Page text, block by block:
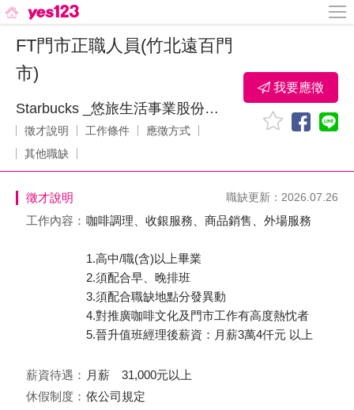
FT門市正職人員(竹北遠百門
市)
Starbucks _悠旅生活事業股份有限公司
徵才說明 工作條件
應徵方式
其他職缺
我要應徵
徵才說明 職缺更新：2026.07.26
工作內容： 咖啡調理、收銀服務、商品銷售、外場服務
1.高中/職(含)以上畢業
2.須配合早、晚排班
3.須配合職缺地點分發異動
4.對推廣咖啡文化及門市工作有高度熱忱者
5.晉升值班經理後薪資：月薪3萬4仟元 以上
薪資待遇： 月薪 31,000元以上
休假制度： 依公司規定